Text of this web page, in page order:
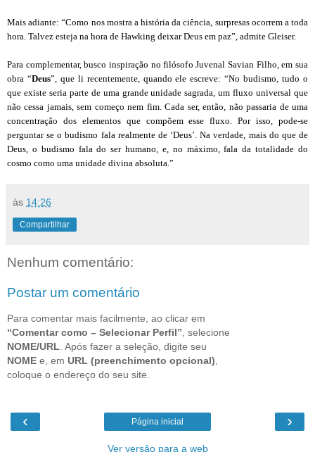
Mais adiante: “Como nos mostra a história da ciência, surpresas ocorrem a toda
hora. Talvez esteja na hora de Hawking deixar Deus em paz”, admite Gleiser.
Para complementar, busco inspiração no filósofo Juvenal Savian Filho, em sua
obra “Deus”, que li recentemente, quando ele escreve: “No budismo, tudo o
que existe seria parte de uma grande unidade sagrada, um fluxo universal que
não cessa jamais, sem começo nem fim. Cada ser, então, não passaria de uma
concentração dos elementos que compõem esse fluxo. Por isso, pode-se
perguntar se o budismo fala realmente de ‘Deus’. Na verdade, mais do que de
Deus, o budismo fala do ser humano, e, no máximo, fala da totalidade do
cosmo como uma unidade divina absoluta.”
às 14:26
Compartilhar
Nenhum comentário:
Postar um comentário
Para comentar mais facilmente, ao clicar em
“Comentar como – Selecionar Perfil” , selecione
NOME/URL . Após fazer a seleção, digite seu
NOME e, em URL (preenchimento opcional)
coloque o endereço do seu site.
‹ ›
Página inicial
Ver versão para a web